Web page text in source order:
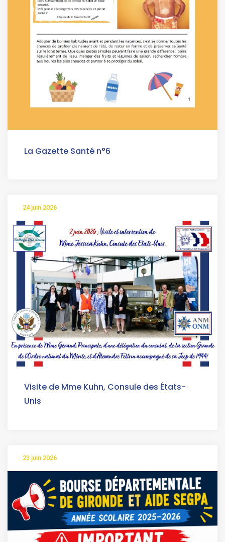
La Gazette Santé n°6
24 juin 2026
Visite de Mme Kuhn, Consule des États-
Unis
23 juin 2026